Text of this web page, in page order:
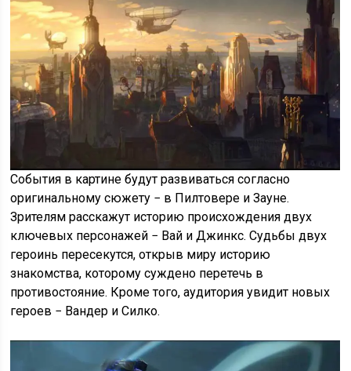
События в картине будут развиваться согласно
оригинальному сюжету − в Пилтовере и Зауне.
Зрителям расскажут историю происхождения двух
ключевых персонажей − Вай и Джинкс. Судьбы двух
героинь пересекутся, открыв миру историю
знакомства, которому суждено перетечь в
противостояние. Кроме того, аудитория увидит новых
героев − Вандер и Силко.